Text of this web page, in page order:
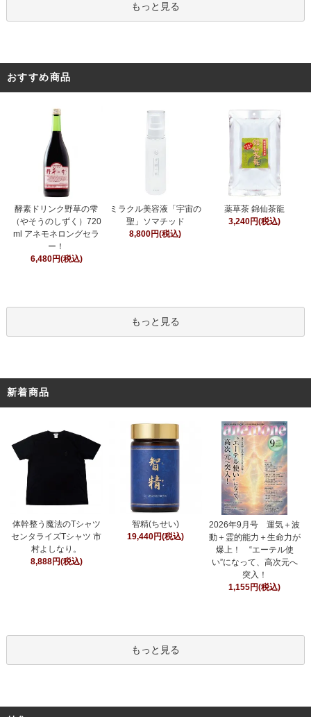
もっと見る
おすすめ商品
酵素ドリンク野草の雫
（やそうのしずく）720
ml アネモネロングセラ
ー！
6,480円(税込)
ミラクル美容液「宇宙の
聖」ソマチッド
8,800円(税込)
薬草茶 錦仙茶龍
3,240円(税込)
もっと見る
新着商品
体幹整う魔法のTシャツ
センタライズTシャツ 市
村よしなり。
8,888円(税込)
智精(ちせい)
19,440円(税込)
2026年9月号 運気＋波
動＋霊的能力＋生命力が
爆上！ “エーテル使
い”になって、高次元へ
突入！
1,155円(税込)
もっと見る